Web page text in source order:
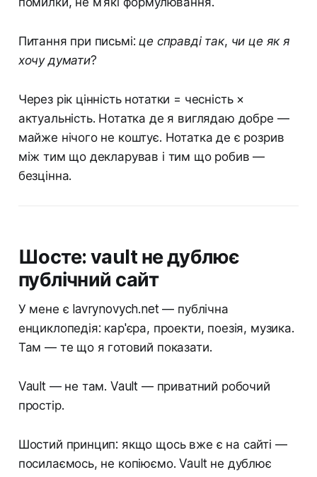
Питання при письмі:це справді так, чи це як я
хочу думати?
Через рік цінність нотатки = чесність ×
актуальність. Нотатка де я виглядаю добре —
майже нічого не коштує. Нотатка де є розрив
між тим що декларував і тим що робив —
безцінна.
Шосте: vault не дублює
публічний сайт
У мене є lavrynovych.net — публічна
енциклопедія: кар'єра, проекти, поезія, музика.
Там — те що я готовий показати.
Vault — не там. Vault — приватний робочий
простір.
Шостий принцип: якщо щось вже є на сайті —
посилаємось, не копіюємо. Vault не дублює